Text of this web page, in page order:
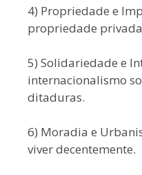
4) Propriedade e
propriedade
5) Solidariedade e
internacionalismo
ditaduras.
6) Moradia e
viver decentemente.